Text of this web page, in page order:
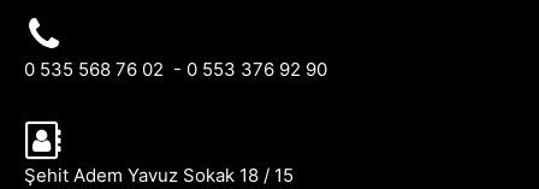
0 535 568 76 02 - 0 553 376 92 90
Şehit Adem Yavuz Sokak 18 / 15